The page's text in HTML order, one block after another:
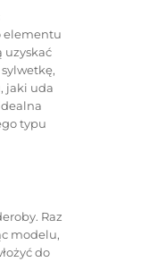
elementu
uzyskać
jaki uda
typu
Raz
modelu,
do